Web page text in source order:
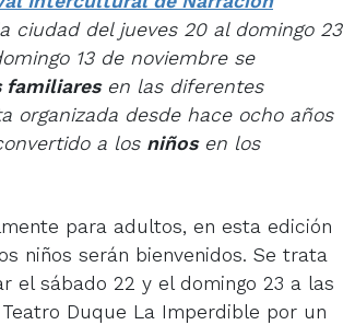
ciudad del jueves 20 al domingo 23
13 de noviembre se
familiaresen las diferentes
organizada desde hace ocho años
a los niñosen los
para adultos, en esta edición
niños serán bienvenidos. Se trata
el sábado 22 y el domingo 23 a las
Duque La Imperdible por un